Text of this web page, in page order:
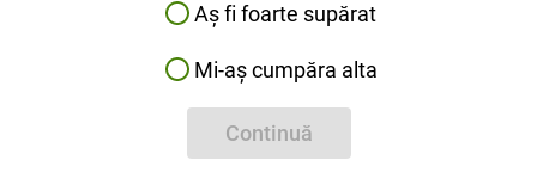
Aș fi foarte supărat
Mi-aș cumpăra alta
Continuă